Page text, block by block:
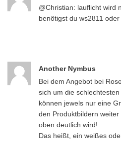
@Christian: lauflicht wird
benötigst du ws2811
Another Nymbus
Bei dem Angebot bei
sich um die
können jewels nur eine
den Produktbildern
oben deutlich wird!
Das heißt, ein weißes